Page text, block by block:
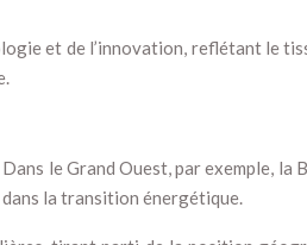
et de l’innovation, reflétant le
le Grand Ouest, par exemple, la
la transition énergétique.